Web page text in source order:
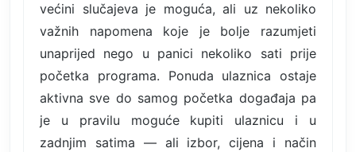
većini slučajeva je moguća, ali uz nekoliko
važnih napomena koje je bolje razumjeti
unaprijed nego u panici nekoliko sati prije
početka programa. Ponuda ulaznica ostaje
aktivna sve do samog početka događaja pa
je u pravilu moguće kupiti ulaznicu i u
zadnjim satima — ali izbor, cijena i način